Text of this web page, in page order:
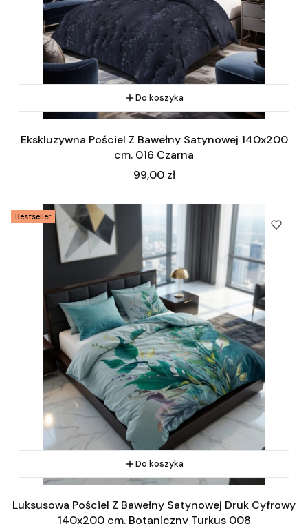
Do koszyka
Ekskluzywna Pościel Z Bawełny Satynowej 140x200
cm. 016 Czarna
Cena
99,00 zł
Bestseller
Do koszyka
Luksusowa Pościel Z Bawełny Satynowej Druk Cyfrowy
140x200 cm. Botaniczny Turkus 008